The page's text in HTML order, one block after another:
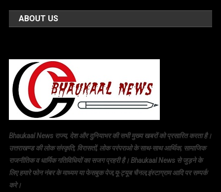
ABOUT US
Bhaukaal News राज्य, देश और दुनियाभर की सभी मुख्य खबरों को प्रसारित करता है।
उत्तराखण्ड की लोक संस्कृति, विरासतों, लोक परंपराओ के साथ-साथ आर्थिक, सामाजिक
राजनीतिक व धार्मिक गतिविधियों का सजग प्रहरी है। Bhaukaal News से जुड़ने के
लिए हमारे फोन नंबर के माध्यम या फेसबुक पेज,यू-ट्यूब चैनल,इंस्टाग्राम आदि पर सम्पर्क
करे।